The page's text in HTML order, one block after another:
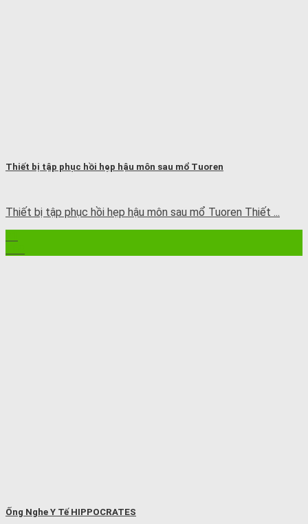
Thiết bị tập phục hồi hẹp hậu môn sau mổ Tuoren
Thiết bị tập phục hồi hẹp hậu môn sau mổ Tuoren Thiết ...
Ống Nghe Y Tế HIPPOCRATES